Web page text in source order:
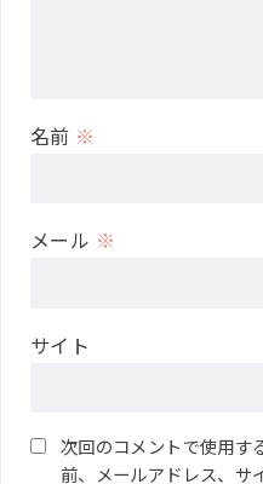
名前 ※
メール ※
サイト
次回のコメントで使用す
前、メールアドレス、サ